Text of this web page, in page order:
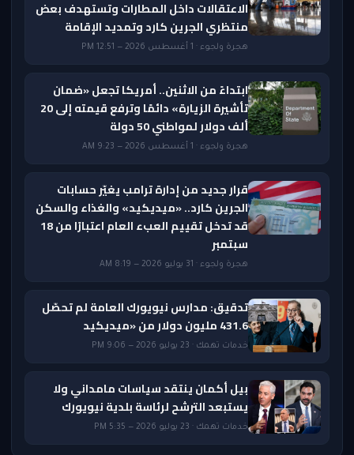
الاعتقالات داخل المطارات وتستهدف بعض
منتظري الجرين كارد وتمديد الإقامة
هجرة ولجوء · 1 أغسطس 2026 — 12:51 PM
ابتداءً من الاثنين.. أمريكا تجعل «ضمان
تأشيرة الزيارة» دائمًا وترفع قيمته إلى 20
ألف دولار لمواطني 50 دولة
هجرة ولجوء · 1 أغسطس 2026 — 9:23 AM
قرار جديد من إدارة ترامب يغيّر حسابات
الجرين كارد.. «ميديكيد» والغذاء والسكن
قد تدخل تقييم العبء العام اعتبارًا من 18
سبتمبر
هجرة ولجوء · 31 يوليو 2026 — 8:19 AM
تدقيق: مدارس نيويورك العامة لم تحصّل
431.6 مليون دولار من «ميديكيد
خدمات تهمك · 23 يوليو 2026 — 9:06 PM
بيل أكمان ينتقد سياسات مامداني ولا
يستبعد الترشح لرئاسة بلدية نيويورك
خدمات تهمك · 23 يوليو 2026 — 5:35 PM